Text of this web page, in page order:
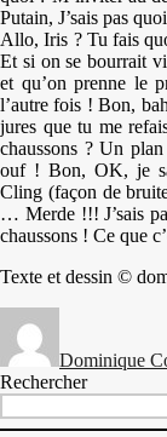
Putain, J’sais pas
Allo, Iris ? Tu fais
Et si on se bourrait
et qu’on prenne le
l’autre fois ! Bon,
jures que tu me
chaussons ? Un
ouf ! Bon, OK, je
Cling (façon de
… Merde !!! J’sais
chaussons ! Ce que
Texte et dessin ©
Dominique
Rechercher